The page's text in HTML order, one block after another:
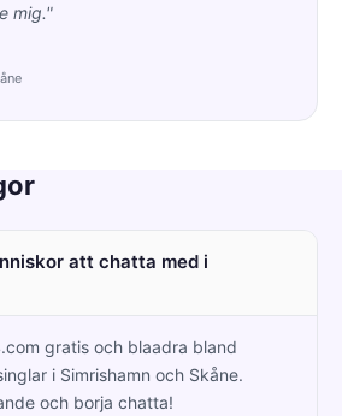
mig."
att chatta med i
gratis och blaadra bland
i Simrishamn och Skåne.
och borja chatta!